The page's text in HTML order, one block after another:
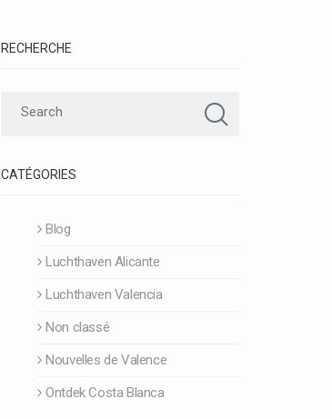
RECHERCHE
CATÉGORIES
Blog
Luchthaven Alicante
Luchthaven Valencia
Non classé
Nouvelles de Valence
Ontdek Costa Blanca